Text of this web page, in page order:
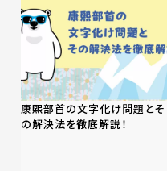
康煕部首の文字化け問題とそ
の解決法を徹底解説！